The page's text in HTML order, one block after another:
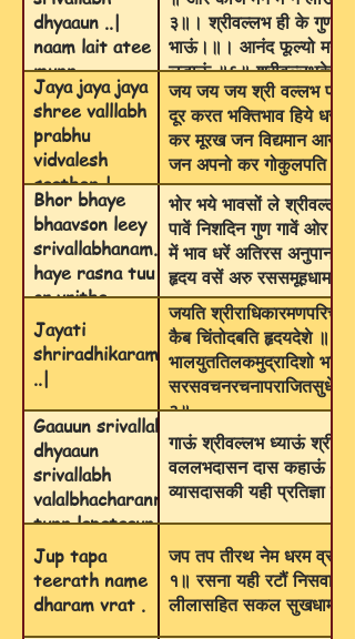
dhyaaun ..|
naam lait atee
munn
sachupaaun..1..
३॥। श्रीवल्लभ ही के गुण
भाऊं।॥। आनंद फूल्यो मन
लडाऊं ॥६॥ श्रीवल्लभके
दास कहाऊं ॥ रसिक सदा
Jaya jaya jaya
shree vall‍labh
prabhu
vidvalesh
saathen |
nijajan parr
karat kripa
dharat haath
maathen ..
जय जय जय श्री वल्‍लभ प्रभु
दूर करत भक्तिभाव हिये
कर मूरख जन विद्यमान
जन अपनो कर गोकुलपति भरत
Bhor bhaye
bhaavson leey
srivallabhanam.
haye rasna tuu
or vritha
bakey kyon
nikaam ..|
भोर भये भावसों ले
पावें निशदिन गुण गावें ओर
में भाव धरें अतिरस अनुपान
हृदय वसें अरु रससमूहधाम
Jayati
..|
जयति
कैब चिंतोदबति हृदयदेशे
भालयुततिलकमुद्रादिशो
सरसवचनरचनापराजितसुधेशे
३॥
Gaauun srivallabh
dhyaaun
srivallabh
valalbhacharanraj
tunn lapataaun..
गाऊं श्रीवल्लभ ध्याऊं
वललभदासन दास कहाऊं
व्यासदासकी यही प्रतिज्ञा
Jup tapa
teerath name
dharam vrat .
जप तप तीरथ नेम धरम व्रत
१॥ रसना यही रटौं
लीलासहित सकल सुखधाम |